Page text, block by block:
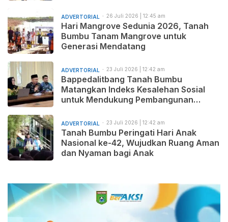
ADVERTORIAL 26 Juli 2026 | 12:45 am
Hari Mangrove Sedunia 2026, Tanah
Bumbu Tanam Mangrove untuk
Generasi Mendatang
ADVERTORIAL 23 Juli 2026 | 12:42 am
Bappedalitbang Tanah Bumbu
Matangkan Indeks Kesalehan Sosial
untuk Mendukung Pembangunan
Beradab
ADVERTORIAL 23 Juli 2026 | 12:42 am
Tanah Bumbu Peringati Hari Anak
Nasional ke-42, Wujudkan Ruang Aman
dan Nyaman bagi Anak